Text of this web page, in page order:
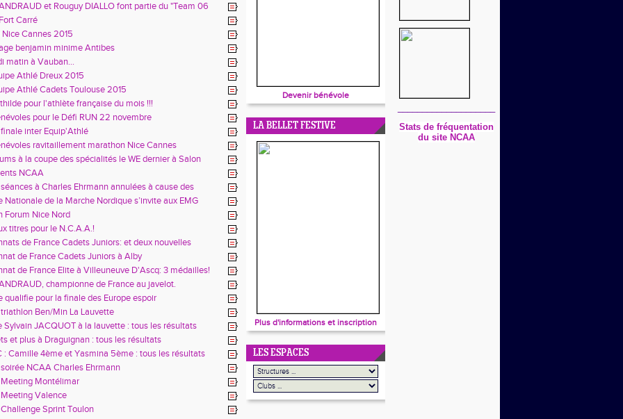
et Rouguy DIALLO font partie du "Team 06
Rio"
Carré
Cannes 2015
benjamin minime Antibes
matin à Vauban...
Athlé Dreux 2015
Athlé Cadets Toulouse 2015
pour l'athlète française du mois !!!
pour le Défi RUN 22 novembre
inter Equip'Athlé
ravitaillement marathon Nice Cannes
à la coupe des spécialités le WE dernier à Salon
NCAA
à Charles Ehrmann annulées à cause des
Master Game"
Nationale de la Marche Nordique s’invite aux EMG
Forum Nice Nord
titres pour le N.C.A.A.!
de France Cadets Juniors: et deux nouvelles
de France Cadets Juniors à Alby
de France Elite à Villeuneuve D'Ascq: 3 médailles!
championne de France au javelot.
qualifie pour la finale des Europe espoir
Ben/Min La Lauvette
Sylvain JACQUOT à la lauvette : tous les résultats
et plus à Draguignan : tous les résultats
: Camille 4ème et Yasmina 5ème : tous les résultats
NCAA Charles Ehrmann
Montélimar
Valence
Sprint Toulon
Devenir bénévole
LA BELLET FESTIVE
Plus d'informations et inscription
LES ESPACES
Stats de fréquentation
du site NCAA